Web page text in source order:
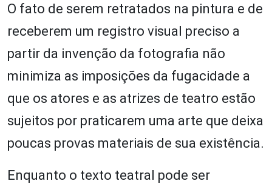
O fato de serem retratados na pintura e de
receberem um registro visual preciso a
partir da invenção da fotografia não
minimiza as imposições da fugacidade a
que os atores e as atrizes de teatro estão
sujeitos por praticarem uma arte que deixa
poucas provas materiais de sua existência.
Enquanto o texto teatral pode ser